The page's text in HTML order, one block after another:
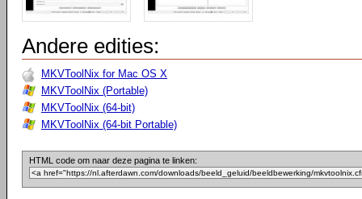
Andere edities:
MKVToolNix for Mac OS X
MKVToolNix (Portable)
MKVToolNix (64-bit)
MKVToolNix (64-bit Portable)
HTML code om naar deze pagina te linken: